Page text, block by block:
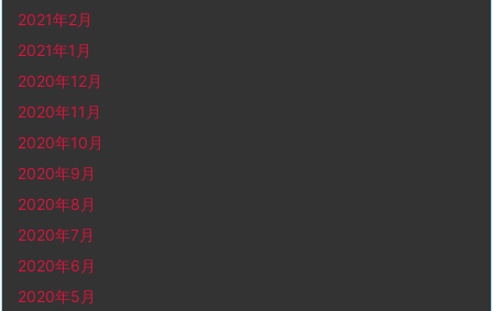
2021年2月
2021年1月
2020年12月
2020年11月
2020年10月
2020年9月
2020年8月
2020年7月
2020年6月
2020年5月